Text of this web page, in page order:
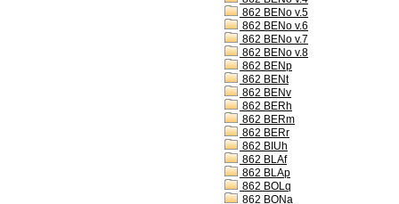
862 BENo v.5
862 BENo v.6
862 BENo v.7
862 BENo v.8
862 BENp
862 BENt
862 BENv
862 BERh
862 BERm
862 BERr
862 BIUh
862 BLAf
862 BLAp
862 BOLq
862 BONa